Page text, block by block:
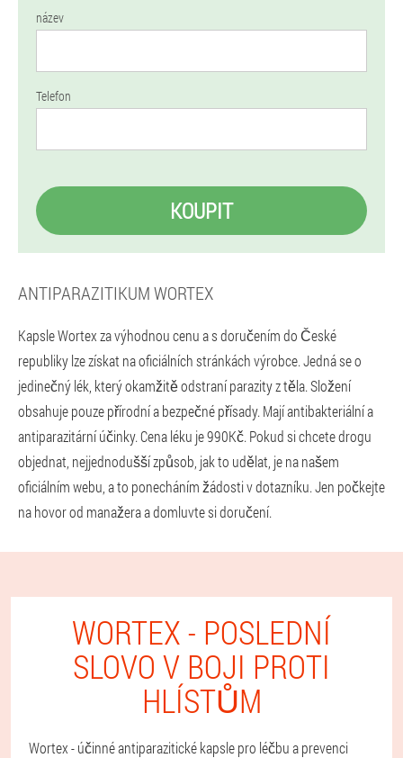
název
Telefon
KOUPIT
ANTIPARAZITIKUM WORTEX
Kapsle Wortex za výhodnou cenu a s doručením do České
republiky lze získat na oficiálních stránkách výrobce. Jedná se o
jedinečný lék, který okamžitě odstraní parazity z těla. Složení
obsahuje pouze přírodní a bezpečné přísady. Mají antibakteriální a
antiparazitární účinky. Cena léku je 990Kč. Pokud si chcete drogu
objednat, nejjednodušší způsob, jak to udělat, je na našem
oficiálním webu, a to ponecháním žádosti v dotazníku. Jen počkejte
na hovor od manažera a domluvte si doručení.
WORTEX - POSLEDNÍ
SLOVO V BOJI PROTI
HLÍSTŮM
Wortex - účinné antiparazitické kapsle pro léčbu a prevenci